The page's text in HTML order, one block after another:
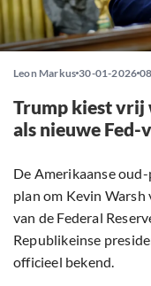
Leon Markus 30-01-2026
Trump kiest vrij
als nieuwe
De Amerikaanse
plan om Kevin
van de Federal
Republikeinse
officieel bekend.